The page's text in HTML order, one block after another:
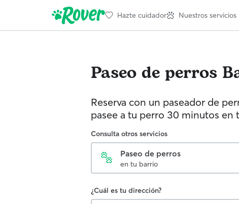
Hazte cuidador Nuestros servicios
Paseo de perros
Reserva con un paseador de
pasee a tu perro 30 minutos en
Consulta otros servicios
Paseo de perros
en tu barrio
¿Cuál es tu dirección?